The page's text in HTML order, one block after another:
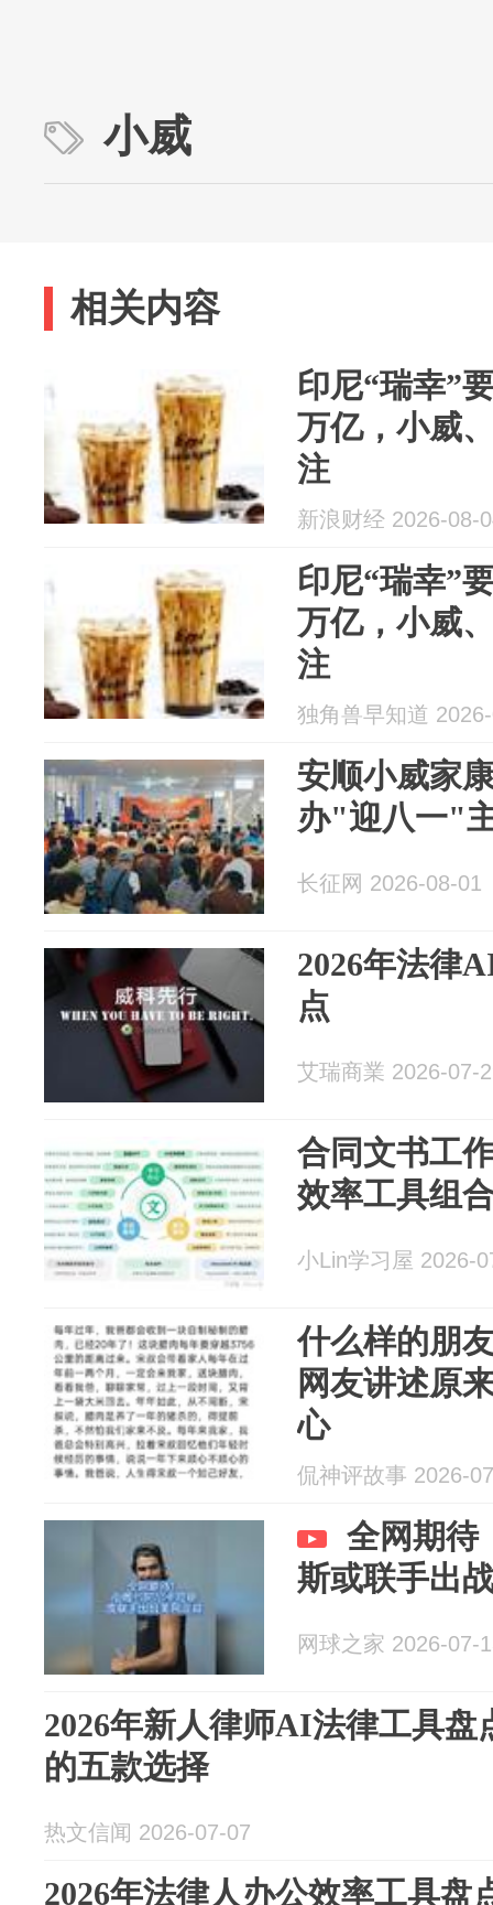
小威
相关内容
印尼“瑞幸”
万亿，小威
注
新浪财经 2026-08-
印尼“瑞幸”
万亿，小威
注
独角兽早知道
安顺小威家
办"迎八一"
长征网 2026-08-01
2026年法律
点
艾瑞商業 2026-07-
合同文书工
效率工具组
小Lin学习屋 2026-
什么样的朋
网友讲述原
心
侃神评故事 2026-
全网期待
斯或联手出
网球之家 2026-07-
2026年新人律师AI法律工具盘
的五款选择
热文信闻 2026-07-07
2026年法律人办公效率工具盘